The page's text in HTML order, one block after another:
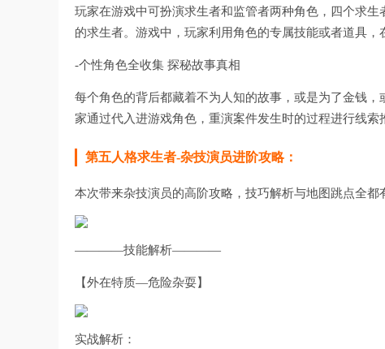
玩家在游戏中可扮演求生者和监管者两种角色，四个求
的求生者。游戏中，玩家利用角色的专属技能或者道具
-个性角色全收集 探秘故事真相
每个角色的背后都藏着不为人知的故事，或是为了金钱
家通过代入进游戏角色，重演案件发生时的过程进行线索
第五人格求生者-杂技演员进阶攻略：
本次带来杂技演员的高阶攻略，技巧解析与地图跳点全都
————技能解析————
【外在特质—危险杂耍】
实战解析：